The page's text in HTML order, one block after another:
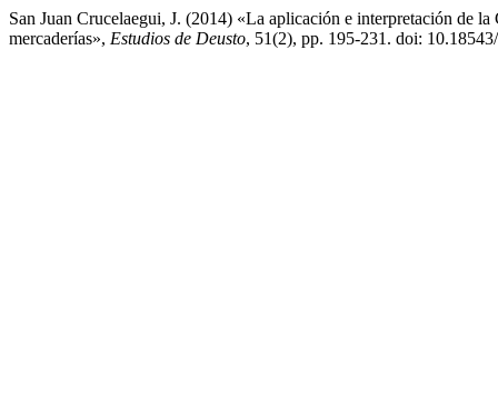
San Juan Crucelaegui, J. (2014) «La aplicación e interpretación de
mercaderías», Estudios de Deusto, 51(2), pp. 195-231. doi: